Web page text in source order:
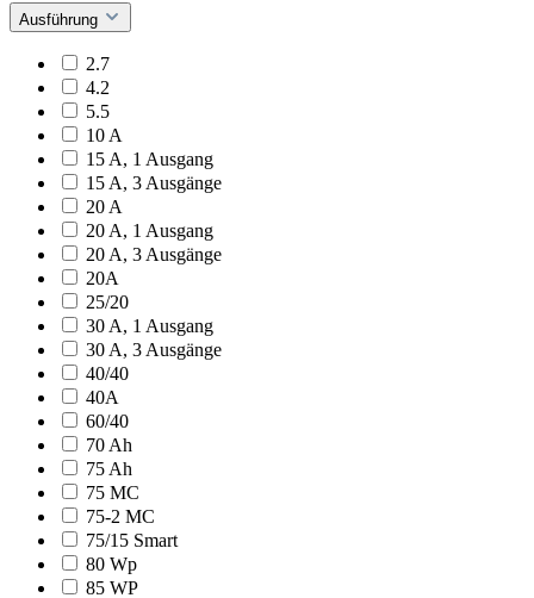
Ausführung
2.7
4.2
5.5
10 A
15 A, 1 Ausgang
15 A, 3 Ausgänge
20 A
20 A, 1 Ausgang
20 A, 3 Ausgänge
20A
25/20
30 A, 1 Ausgang
30 A, 3 Ausgänge
40/40
40A
60/40
70 Ah
75 Ah
75 MC
75-2 MC
75/15 Smart
80 Wp
85 WP